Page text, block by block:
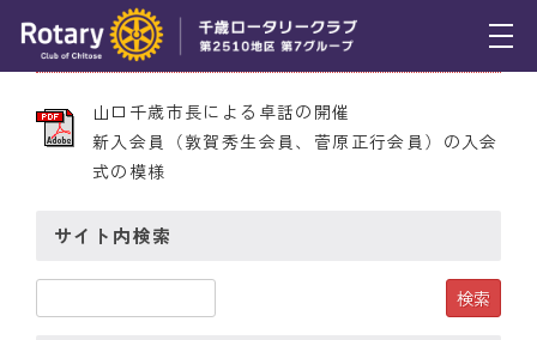
例会報告
スケジュール
2010年1月28日 第1994号
山口千歳市長による卓話の開催
新入会員（敦賀秀生会員、菅原正行会員）の入会
式の模様
サイト内検索